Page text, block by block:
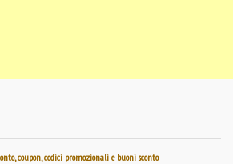
coupon, codici promozionali e buoni sconto